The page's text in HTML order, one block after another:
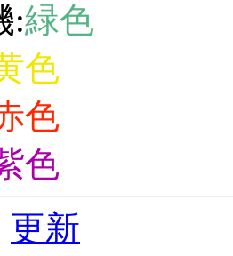
:緑色
色
色
色
更新